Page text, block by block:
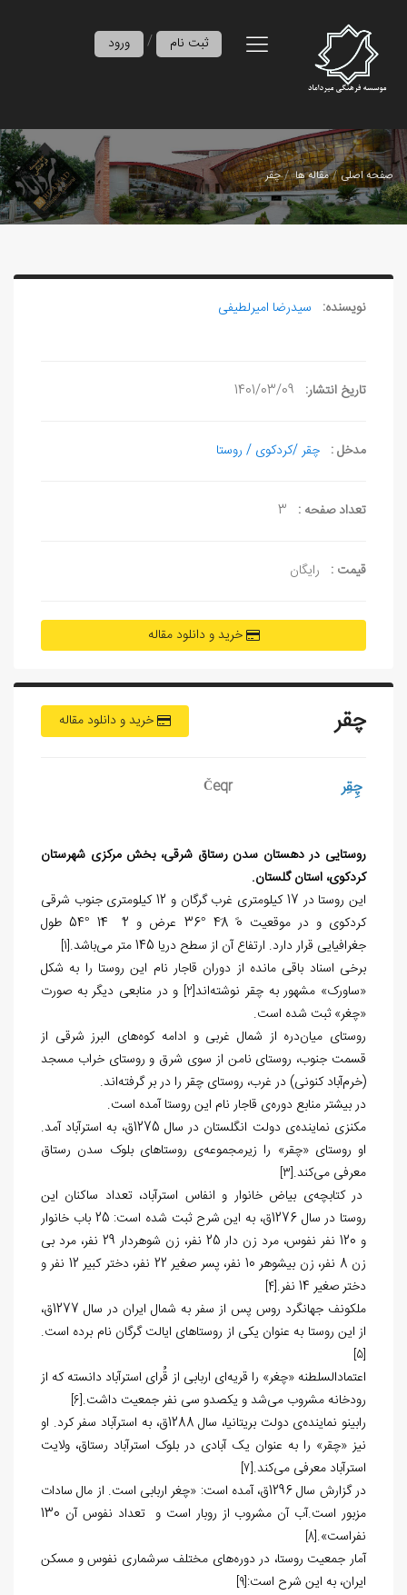
ورود / ثبت نام
صفحه اصلی مقاله ها چقر
نویسنده: سیدرضا امیرلطیفی
تاریخ انتشار: 1401/03/09
مدخل : چقر /کردکوی / روستا
تعداد صفحه : 3
قیمت : رایگان
خرید و دانلود مقاله
خرید و دانلود مقاله چقر
چِقِر Čeqr
روستایی در دهستان سدن رستاق شرقی، بخش مرکزی شهرستان
کردکوی، استان گلستان.
این روستا در 17 کیلومتری غرب گرگان و 12 کیلومتری جنوب شرقی
کردکوی و‌ در موقعیت 0ً 48َ °36 عرض و 2ً 14َ °54 طول
جغرافیایی قرار دارد. ارتفاع آن از سطح دریا 145 متر می‌باشد.
[1]
برخی اسناد باقی مانده از دوران قاجار نام این روستا را به شکل
«ساورک» مشهور به چقر نوشته‌اند[2]
و در منابعی دیگر به صورت
«چغر» ثبت شده است.
روستای میان‌دره از شمال غربی و ادامه کوه‌های البرز شرقی از
قسمت جنوب، روستای نامن از سوی شرق و روستای خراب مسجد
(خرم‏‌آباد کنونی) در غرب، روستای چقر را در بر گرفته‌اند.
در بیشتر منابع دوره‌ی قاجار نام این روستا آمده است.
مکنزی نماینده‌ی دولت انگلستان در سال 1275ق، به استرآباد آمد.
او روستای «چقر» را زیرمجموعه‌ی روستاهای بلوک سدن رستاق
معرفی می‏‌کند.[3]
در کتابچه‌ی بیاض خانوار و انفاس استرآباد، تعداد ساکنان این
روستا در سال 1276ق، به این شرح ثبت شده است: 25 باب خانوار
و 120 نفر نفوس، مرد زن دار 25 نفر، زن شوهردار 29 نفر، مرد بی
زن 8 نفر، زن بی‏شوهر 10 نفر، پسر صغیر 22 نفر، دختر کبیر 12 نفر و
دختر صغیر 14 نفر.
[4]
ملکونف جهانگرد روس پس از سفر به شمال ایران در سال 1277ق،
از این روستا به عنوان یکی از روستاهای ایالت گرگان نام برده است.
[5]
اعتمادالسلطنه «چغر» را قریه‏‌ای اربابی از قُرای استرآباد دانسته که از
رودخانه مشروب می‌‏شد و یکصدو سی نفر جمعیت داشت.[6]
رابینو نماینده‌ی دولت بریتانیا، سال 1288ق، به استرآباد سفر کرد. او
نیز «چقر» را به عنوان یک آبادی در بلوک استرآباد رستاق، ولایت
استرآباد معرفی می‏‌کند.[7]
در گزارش سال 1296ق، آمده است: «چغر اربابی است. از مال سادات
مزبور است.آب آن مشروب از روبار است و تعداد نفوس آن 130
نفراست».[8]
آمار جمعیت روستا، در دوره‌های مختلف سرشماری نفوس و مسکن
ایران، به این شرح است:[9]